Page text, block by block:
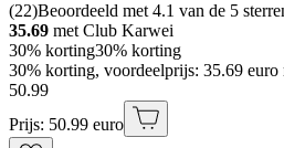
(22)Beoordeeld met 4.1 van de 5
35.69 met Club Karwei
30% korting30% korting
30% korting, voordeelprijs: 35.69
50.99
Prijs: 50.99 euro